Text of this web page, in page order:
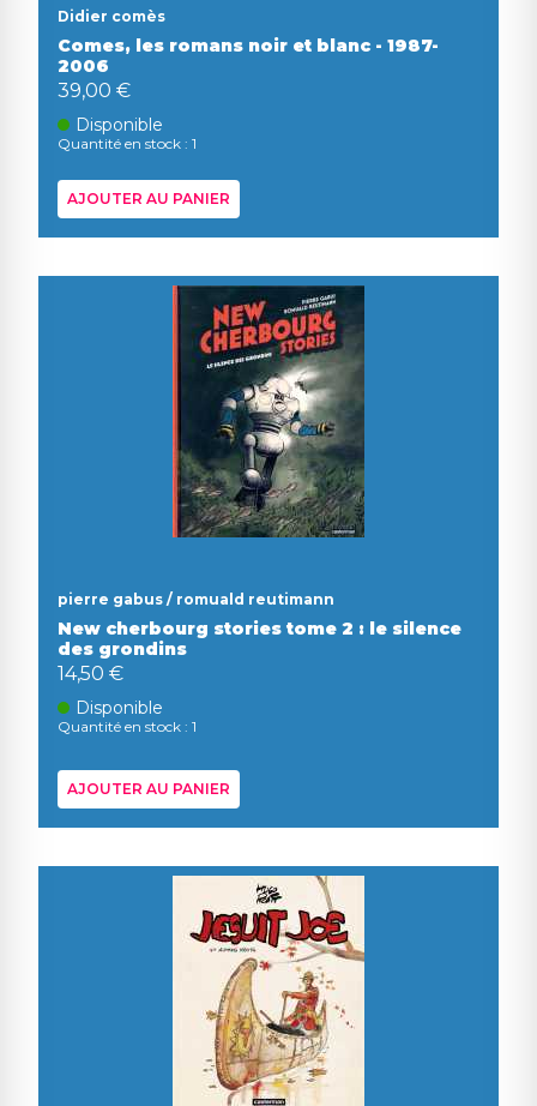
Didier comès
Comes, les romans noir et blanc - 1987-
2006
39,00 €
Disponible
Quantité en stock : 1
AJOUTER AU PANIER
pierre gabus / romuald reutimann
New cherbourg stories tome 2 : le silence
des grondins
14,50 €
Disponible
Quantité en stock : 1
AJOUTER AU PANIER